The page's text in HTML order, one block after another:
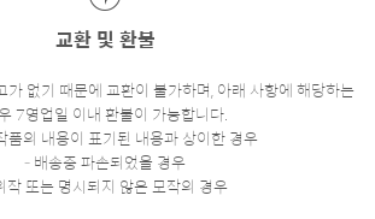
교환 및 환불
가 없기 때문에 교환이 불가하며, 아래 사항에 해당하는
7영업일 이내 환불이 가능합니다.
품의 내용이 표기된 내용과 상이한 경우
- 배송중 파손되었을 경우
작 또는 명시되지 않은 모작의 경우